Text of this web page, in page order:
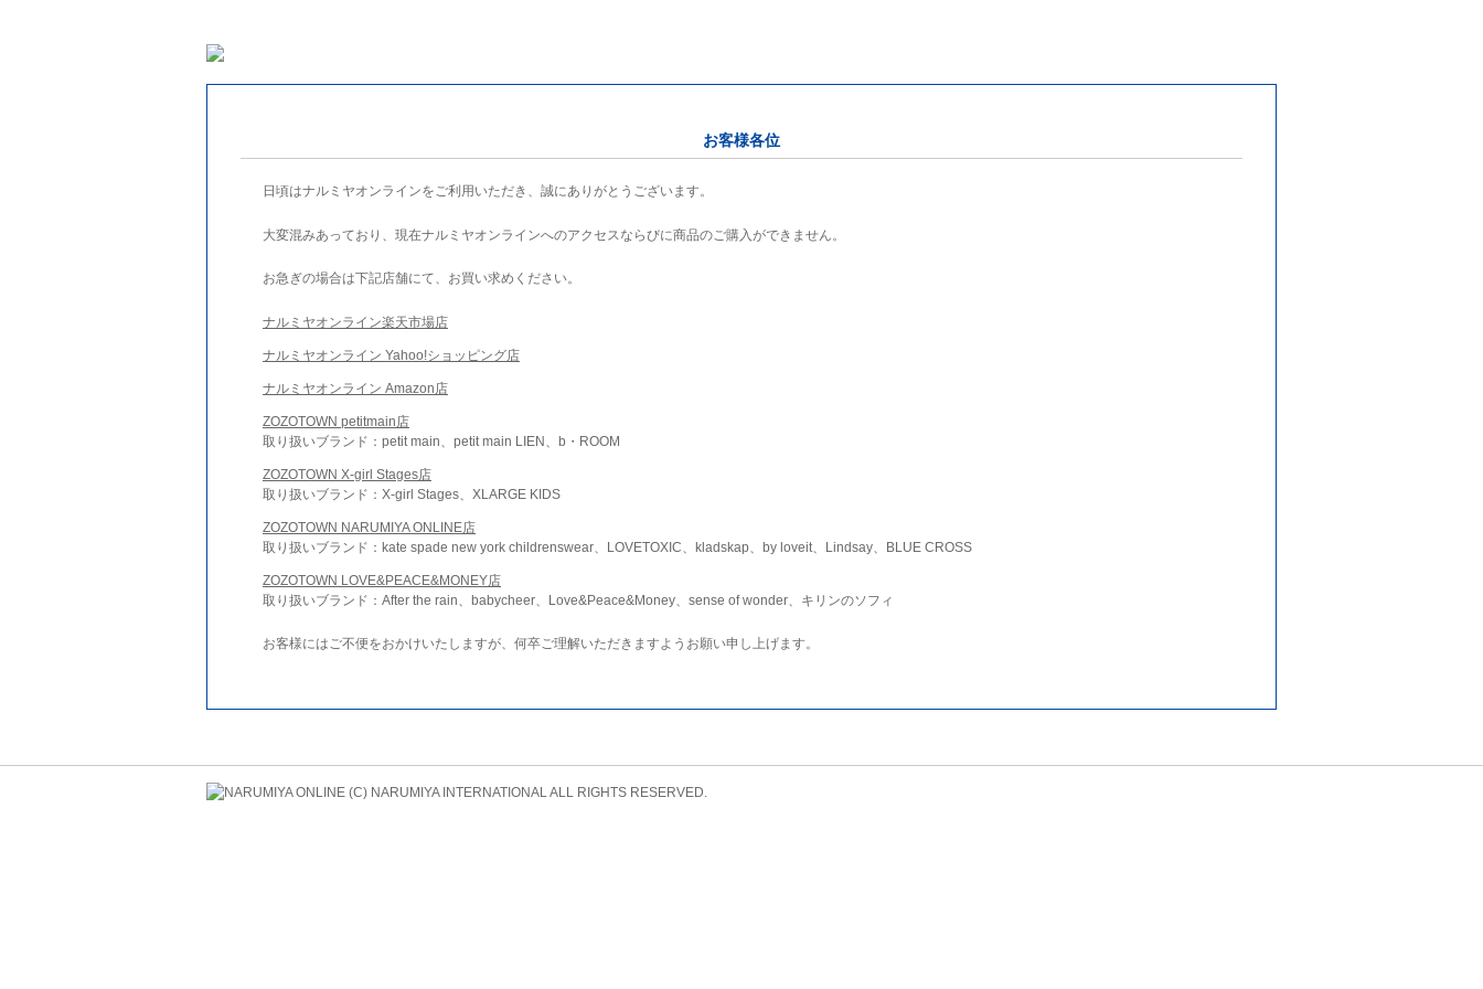
お客様各位
日頃はナルミヤオンラインをご利用いただき、誠にありがとうございます。
大変混みあっており、現在ナルミヤオンラインへのアクセスならびに商品のご購入ができません。
お急ぎの場合は下記店舗にて、お買い求めください。
ナルミヤオンライン楽天市場店
ナルミヤオンライン Yahoo!ショッピング店
ナルミヤオンライン Amazon店
ZOZOTOWN petitmain店
取り扱いブランド：petit main、petit main LIEN、b・ROOM
ZOZOTOWN X-girl Stages店
取り扱いブランド：X-girl Stages、XLARGE KIDS
ZOZOTOWN NARUMIYA ONLINE店
取り扱いブランド：kate spade new york childrenswear、LOVETOXIC、kladskap、by loveit、Lindsay、BLUE CROSS
ZOZOTOWN LOVE&PEACE&MONEY店
取り扱いブランド：After the rain、babycheer、Love&Peace&Money、sense of wonder、キリンのソフィ
お客様にはご不便をおかけいたしますが、何卒ご理解いただきますようお願い申し上げます。